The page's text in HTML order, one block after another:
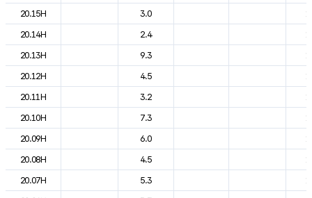
20.15H
3.0
20.14H
2.4
20.13H
9.3
20.12H
4.5
20.11H
3.2
20.10H
7.3
20.09H
6.0
20.08H
4.5
20.07H
5.3